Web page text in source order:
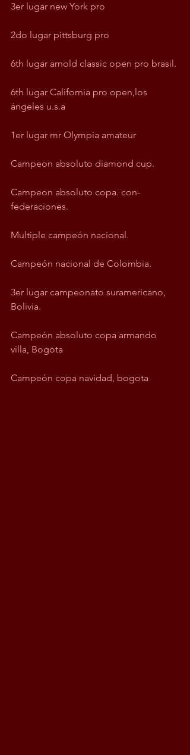
3er lugar new York pro
2do lugar pittsburg pro
6th lugar arnold classic open pro brasil.
6th lugar California pro open,los
ángeles u.s.a
1er lugar mr Olympia amateur
Campeon absoluto diamond cup.
Campeon absoluto copa. con-
federaciones.
Multiple campeón nacional.
Campeón nacional de Colombia.
3er lugar campeonato suramericano,
Bolivia.
Campeón absoluto copa armando
villa, Bogota
Campeón copa navidad, bogota